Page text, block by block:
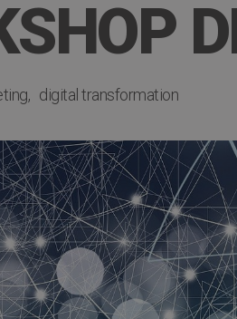
digital transformation